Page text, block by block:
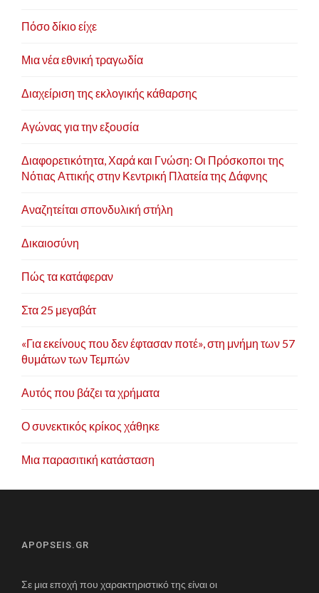
Πόσο δίκιο είχε
Μια νέα εθνική τραγωδία
Διαχείριση της εκλογικής κάθαρσης
Αγώνας για την εξουσία
Διαφορετικότητα, Χαρά και Γνώση: Οι Πρόσκοποι της
Νότιας Αττικής στην Κεντρική Πλατεία της Δάφνης
Αναζητείται σπονδυλική στήλη
Δικαιοσύνη
Πώς τα κατάφεραν
Στα 25 μεγαβάτ
«Για εκείνους που δεν έφτασαν ποτέ», στη μνήμη των 57
θυμάτων των Τεμπών
Αυτός που βάζει τα χρήματα
Ο συνεκτικός κρίκος χάθηκε
Μια παρασιτική κατάσταση
APOPSEIS.GR
Σε μια εποχή που χαρακτηριστικό της είναι οι